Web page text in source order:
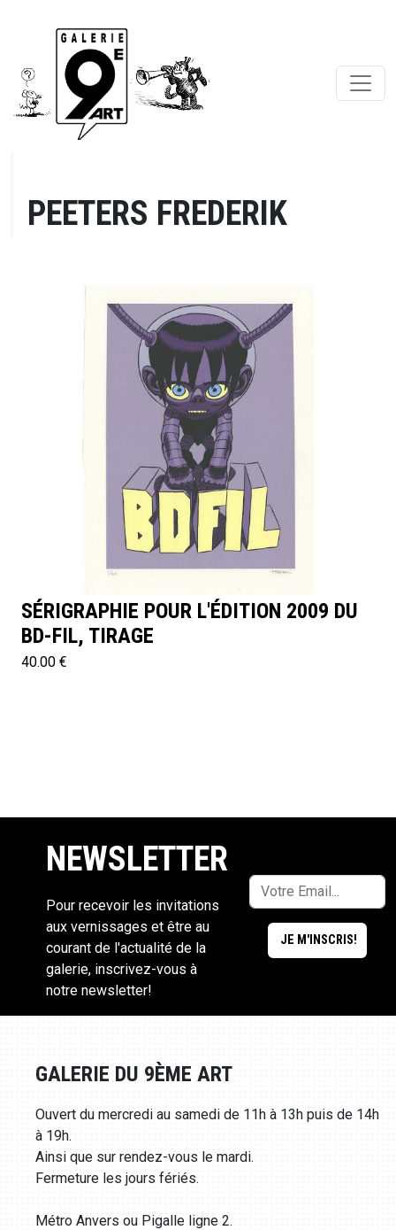
PEETERS FREDERIK
SÉRIGRAPHIE POUR L'ÉDITION 2009 DU
BD-FIL, TIRAGE
40.00 €
NEWSLETTER
Pour recevoir les invitations
aux vernissages et être au
courant de l'actualité de la
galerie, inscrivez-vous à
notre newsletter!
GALERIE DU 9ÈME ART
Ouvert du mercredi au samedi de 11h à 13h puis de 14h
à 19h.
Ainsi que sur rendez-vous le mardi.
Fermeture les jours fériés.
Métro Anvers ou Pigalle ligne 2.